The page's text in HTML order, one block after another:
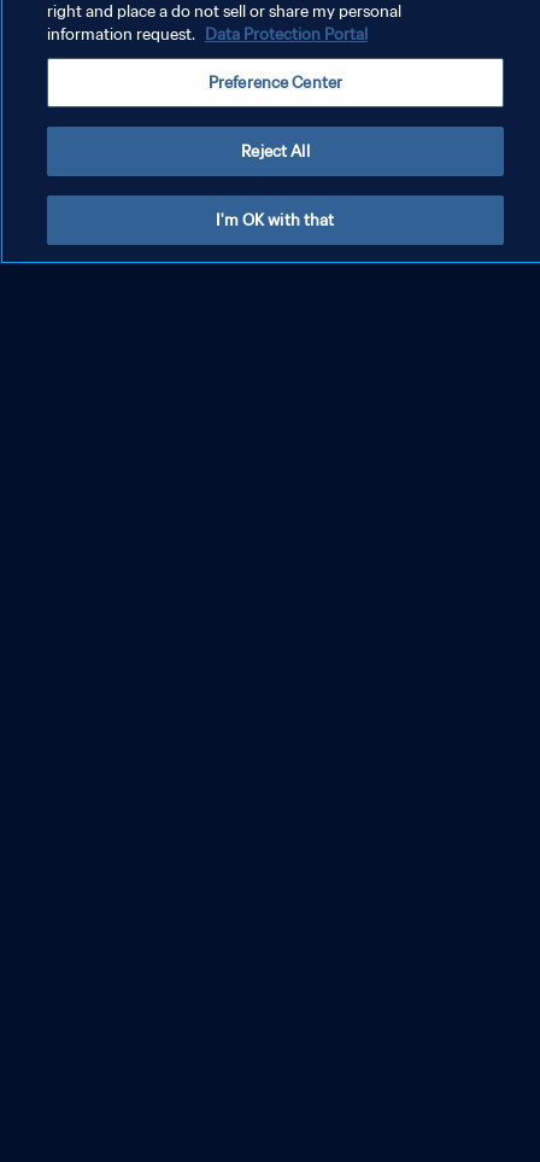
right and place a do not sell or share my personal
information request. Data Protection Portal
Preference Center
Reject All
I'm OK with that